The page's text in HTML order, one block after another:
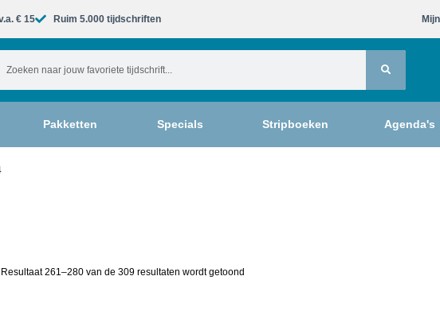
€ 15 Ruim 5.000 tijdschriften​
Pakketten Specials Stripboeken Agenda's
Resultaat 261–280 van de 309 resultaten wordt getoond